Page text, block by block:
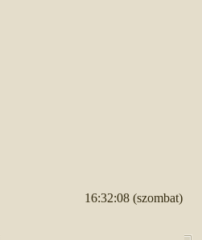
16:32:08 (szombat)